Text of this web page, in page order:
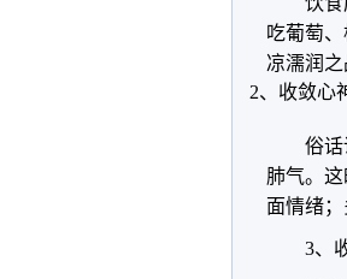
吃葡萄
凉濡润之
2、收敛心
俗话
肺气。
面情绪
3、